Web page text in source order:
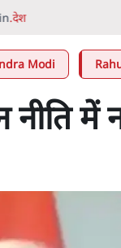
.देश
Modi
नीति में